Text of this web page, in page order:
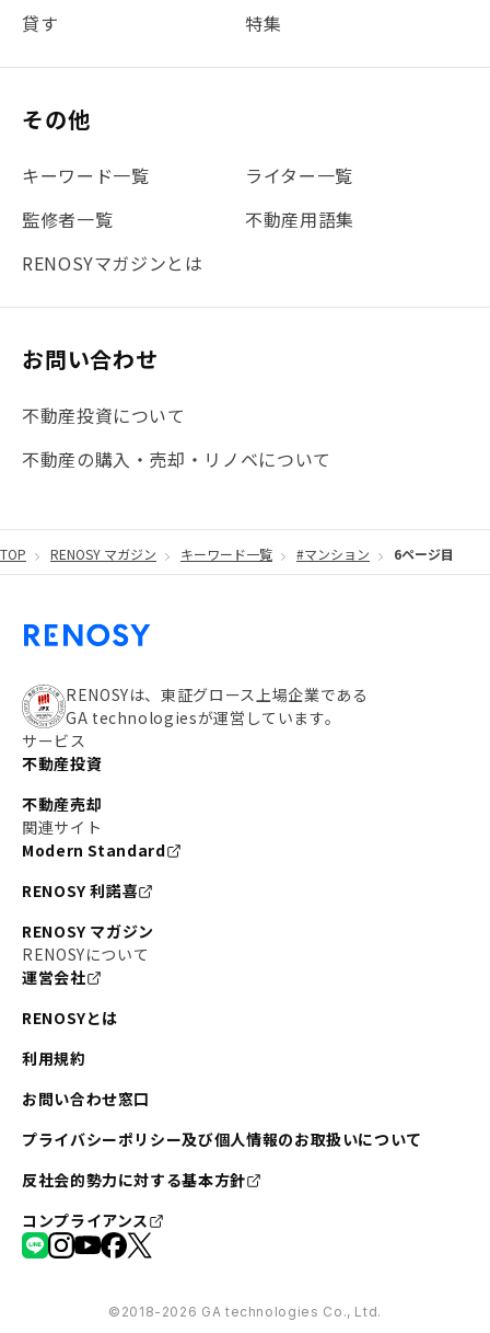
貸す
特集
その他
キーワード一覧
ライター一覧
監修者一覧
不動産用語集
RENOSYマガジンとは
お問い合わせ
不動産投資について
不動産の購入・売却・リノベについて
TOP RENOSY マガジン キーワード一覧 #マンション 6ページ目
RENOSYは、東証グロース上場企業である
GA technologiesが運営しています。
サービス
不動産投資
不動産売却
関連サイト
Modern Standard
RENOSY 利諾喜
RENOSY マガジン
RENOSYについて
運営会社
RENOSYとは
利用規約
お問い合わせ窓口
プライバシーポリシー及び個人情報のお取扱いについて
反社会的勢力に対する基本方針
コンプライアンス
©︎2018-2026 GA technologies Co., Ltd.